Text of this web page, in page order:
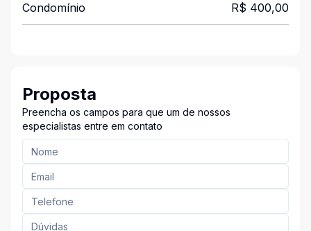
Condomínio R$ 400,00
Proposta
Preencha os campos para que um de nossos
especialistas entre em contato